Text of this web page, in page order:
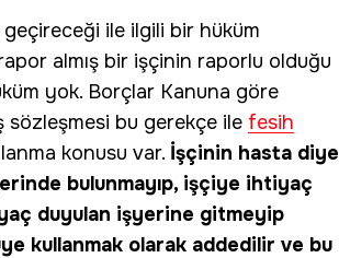
ile ilgili bir hüküm
almış bir işçinin raporlu olduğu
yok. Borçlar Kanuna göre
bu gerekçe ile fesih
konusu var. İşçinin hasta diye
bulunmayıp, işçiye ihtiyaç
duyulan işyerine gitmeyip
kullanmak olarak addedilir ve bu